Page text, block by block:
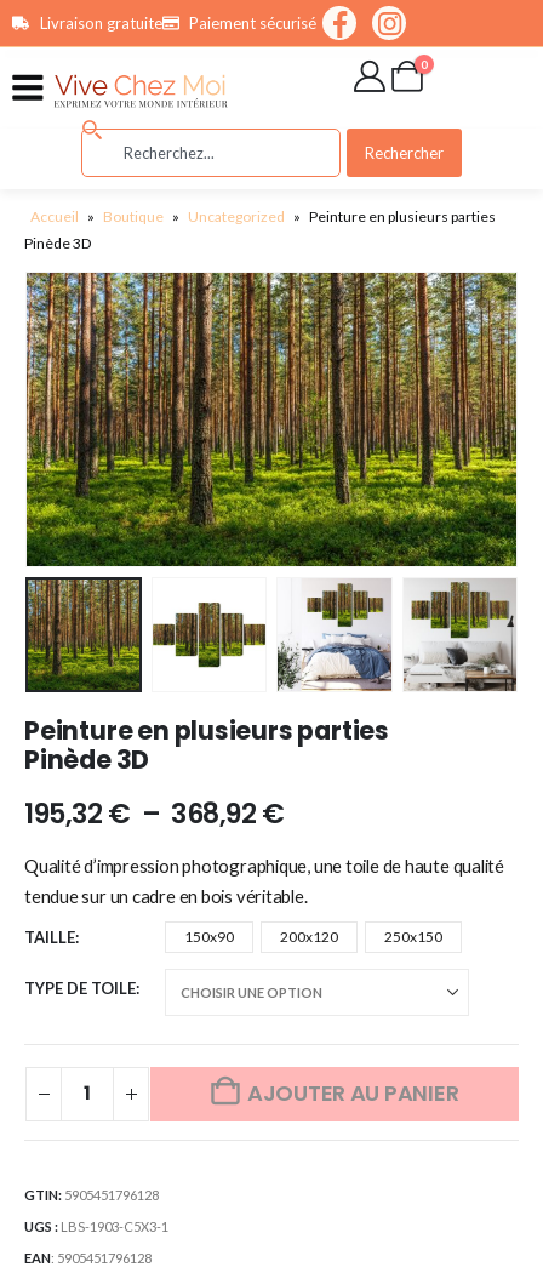
principalLivraison gratuite Paiement sécurisé
0
Rechercher
Accueil » Boutique » Uncategorized » Peinture en plusieurs parties
Pinède 3D
Peinture en plusieurs parties
Pinède 3D
195,32€ – 368,92€
Qualité d’impression photographique, une toile de haute qualité
tendue sur un cadre en bois véritable.
TAILLE 150x90 200x120 250x150
TYPE DE TOILE
AJOUTER AU PANIER
GTIN: 5905451796128
UGS : LBS-1903-C5X3-1
EAN: 5905451796128